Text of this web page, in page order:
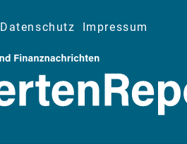
Datenschutz Impressum